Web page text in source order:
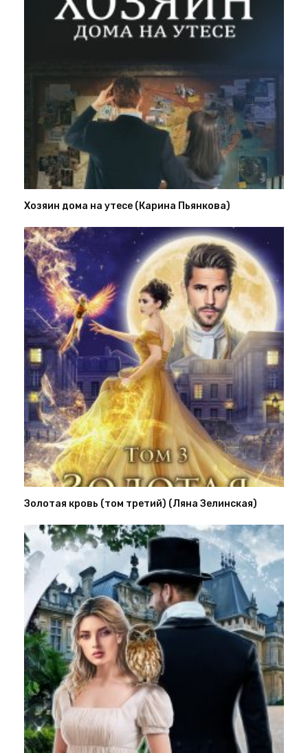
Хозяин дома на утесе (Карина Пьянкова)
Золотая кровь (том третий) (Ляна Зелинская)